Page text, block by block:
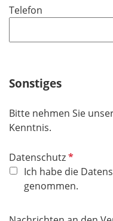
c
t
l
Telefon
Sonstiges
Bitte nehmen Sie
Kenntnis.
DatenschutzP
f
l
Ich habe die
genommen.